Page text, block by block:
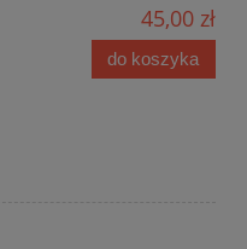
45,00 zł
do koszyka